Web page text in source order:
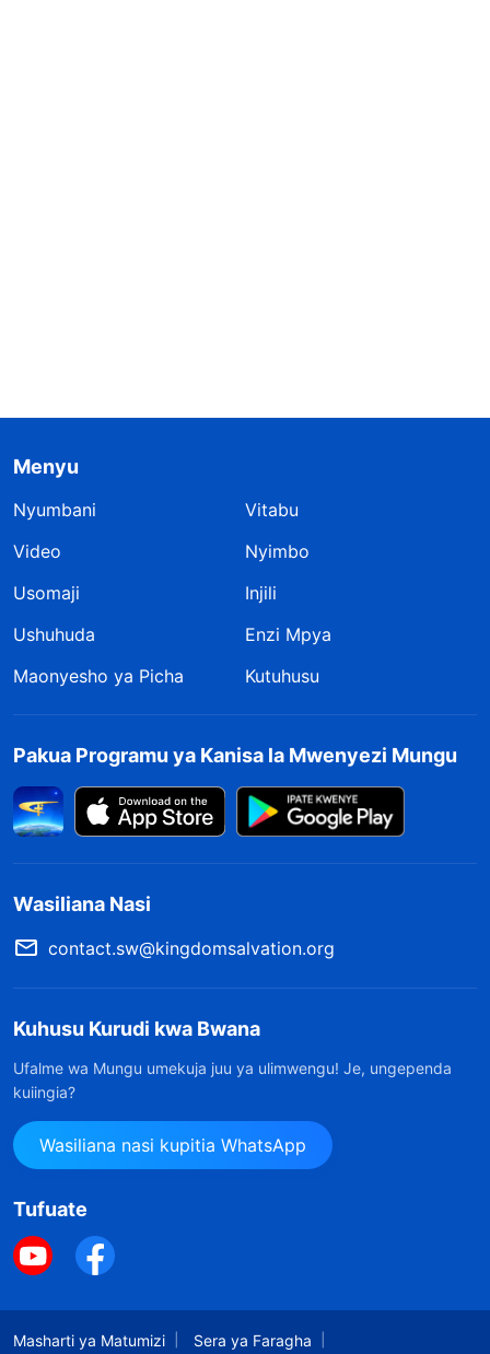
Menyu
Nyumbani
Vitabu
Video
Nyimbo
Usomaji
Injili
Ushuhuda
Enzi Mpya
Maonyesho ya Picha
Kutuhusu
Pakua Programu ya Kanisa la Mwenyezi Mungu
Wasiliana Nasi
contact.sw@kingdomsalvation.org
Kuhusu Kurudi kwa Bwana
Ufalme wa Mungu umekuja juu ya ulimwengu! Je, ungependa
kuiingia?
Wasiliana nasi kupitia WhatsApp
Tufuate
Masharti ya Matumizi Sera ya Faragha